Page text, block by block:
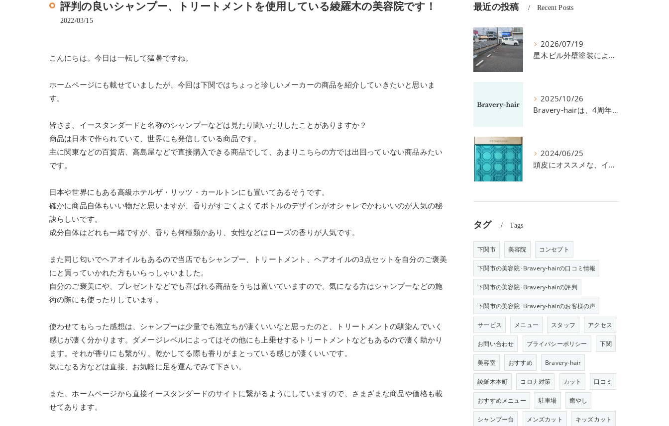
評判の良いシャンプー、トリートメントを使用している綾羅木の美容院です！
2022/03/15
こんにちは。今日は一転して猛暑ですね。
ホームページにも載せていましたが、今回は下関ではちょっと珍しいメーカーの商品を紹介していきたいと思いま
す。
皆さま、イースタンダードと名称のシャンプーなどは見たり聞いたりしたことがありますか？
商品は日本で作られていて、世界にも発信している商品です。
主に関東などの百貨店、高島屋などで直接購入できる商品でして、あまりこちらの方では出回っていない商品みたい
です。
日本や世界にもある高級ホテルザ・リッツ・カールトンにも置いてあるそうです。
確かに商品自体もいい物だと思いますが、香りがすごくよくてボトルのデザインがオシャレでかわいいのが人気の秘
訣らしいです。
成分自体はどれも一緒ですが、香りも何種類かあり、女性などはローズの香りが人気です。
また同じ匂いでヘアオイルもあるので当店でもシャンプー、トリートメント、ヘアオイルの3点セットを自分のご褒美
にと買っていかれた方もいらっしゃいました。
自分のご褒美にや、プレゼントなどでも喜ばれる商品をうちは置いていますので、気になる方はシャンプーなどの施
術の際にも使ったりしています。
使わせてもらった感想は、シャンプーは少量でも泡立ちが凄くいいなと思ったのと、トリートメントの馴染んでいく
感じが凄く分かります。ダメージレベルによってはその他にも上乗せするトリートメントなどもあるので凄く助かり
ます。それが香りにも繋がり、乾かしてる際も香りがまとっている感じが凄くいいです。
気になる方などは直接、お気軽に足を運んでみて下さい。
また、ホームページから直接イースタンダードのサイトに繋がるようにしていますので、さまざまな商品や価格も載
せてあります。
最近の投稿 Recent Posts
2026/07/19
星木ビル外壁塗装による、駐車場の件につきまして。
2025/10/26
Bravery-hairは、4周年を迎えました！
2024/06/25
頭皮にオススメな、イイスタンダードのスカルプ系シャンプー＆トリートメントです！
タグ Tags
下関市 美容院 コンセプト
下関市の美容院･Bravery-hairの口コミ情報
下関市の美容院･Bravery-hairの評判
下関市の美容院･Bravery-hairのお客様の声
サービス メニュー スタッフ アクセス
お問い合わせ プライバシーポリシー 下関
美容室 おすすめ Bravery-hair
綾羅木本町 コロナ対策 カット 口コミ
おすすめメニュー 駐車場 癒やし
シャンプー台 メンズカット キッズカット